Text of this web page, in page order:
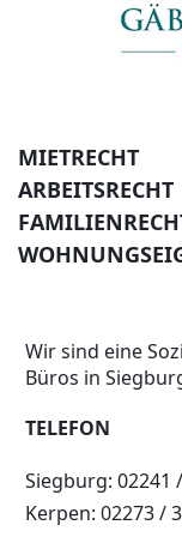
MIETRECHT
ARBEITSRECHT
Wir sind eine
Büros in
TELEFON
Siegburg: 02241
Kerpen: 02273 /